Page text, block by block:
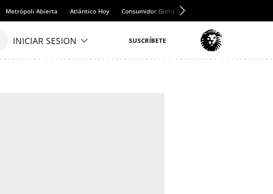
Metrópoli Abierta Atlántico Hoy Consumidor Global